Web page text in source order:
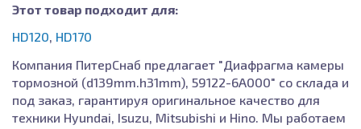
Этот товар подходит для:
HD120, HD170
Компания ПитерСнаб предлагает "Диафрагма камеры
тормозной (d139mm.h31mm), 59122-6A000" со склада и
под заказ, гарантируя оригинальное качество для
техники Hyundai, Isuzu, Mitsubishi и Hino. Мы работаем